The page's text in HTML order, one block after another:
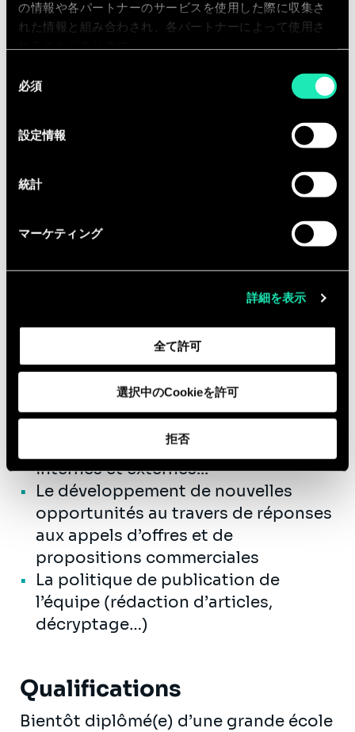
の情報や各パートナーのサービスを使用した際に収集さ
れた情報と組み合わされ、各パートナーによって使用さ
必須
設定情報
統計
マーケティング
詳細を表示
全て許可
選択中のCookieを許可
拒否
cadrage et coordination de projet,
gestion des risques, déploiement,
conduite du changement
Marketing et distribution
connaissance et reconnaissance des
clients, définition de la politique
Stratégie opérationnelle :
numériques, stratégie de
Vous serez également amené(e) àvous
impliquer dans la vie interne du
, autour de différents sujets :
renforcement de nos offres au
travers de formations, de groupes
de travail, de diffusion de supports
internes et externes...
Le développement de nouvelles
opportunités au travers de réponses
aux appels d’offres et de
propositions commerciales
La politique de publication de
l’équipe (rédaction d’articles,
décryptage…)
Qualifications
Bientôt diplômé(e) d’une grande école